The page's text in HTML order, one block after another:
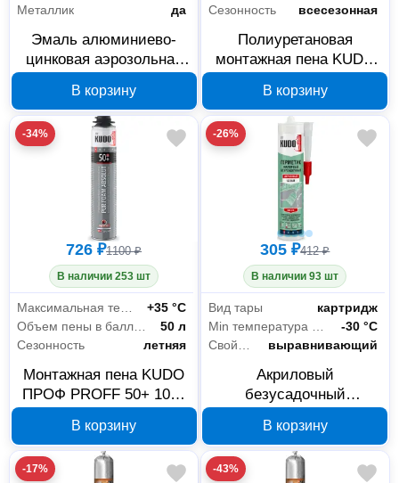
Металлик
да
Эмаль алюминиево-
цинковая аэрозольная
1090
В корзину
Сезонность
всесезонная
Полиуретановая
монтажная пена KUDO
KUPH10U50+
В корзину
-34%
726 ₽1100 ₽
В наличии 253 шт
Максимальная температура использования
+35 °С
50 л
Сезонность
летняя
Монтажная пена KUDO
ПРОФ PROFF 50+ 1000
В корзину
-26%
305 ₽412 ₽
В наличии 93 шт
Вид тары
картридж
-30 °С
выравнивающий
Акриловый
безусадочный
KUDO KSK-341 белый
280 мл
В корзину
-17% -43%